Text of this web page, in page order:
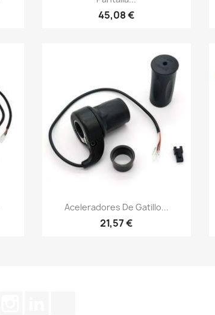
45,08 €
Vista rápida
Aceleradores De Gatillo...
21,57 €